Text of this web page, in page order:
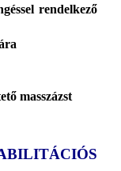
rendelkező
masszázst